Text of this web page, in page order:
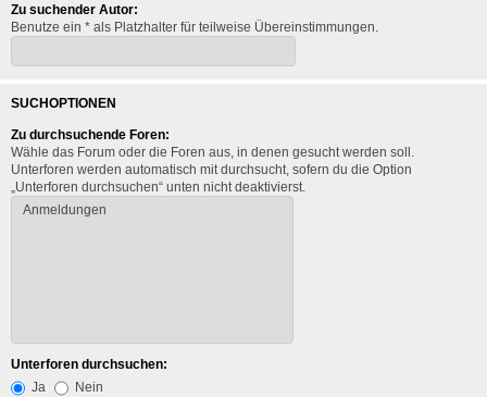
Zu suchender Autor:
Benutze ein * als Platzhalter für teilweise Übereinstimmungen.
SUCHOPTIONEN
Zu durchsuchende Foren:
Wähle das Forum oder die Foren aus, in denen gesucht werden soll.
Unterforen werden automatisch mit durchsucht, sofern du die Option
„Unterforen durchsuchen“ unten nicht deaktivierst.
Unterforen durchsuchen:
Ja
Nein